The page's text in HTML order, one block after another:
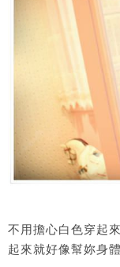
不用擔心白色穿起
起來就好像幫妳身